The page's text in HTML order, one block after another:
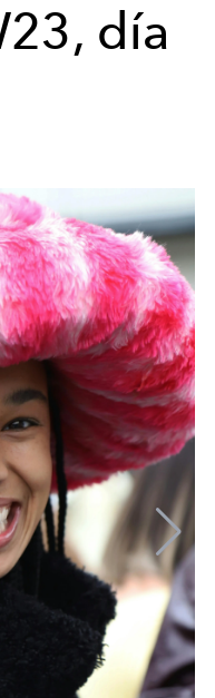
día